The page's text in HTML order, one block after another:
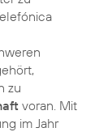
zu
voran. Mit
im Jahr